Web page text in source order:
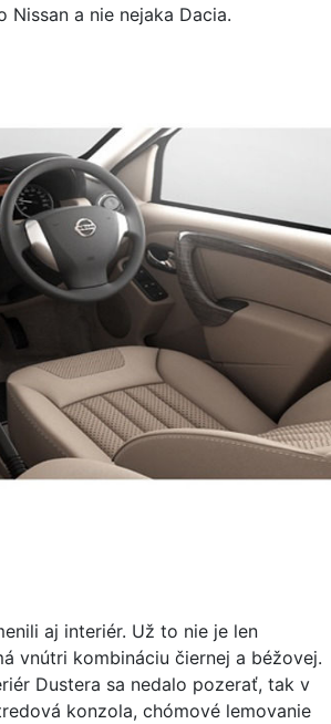
a nie nejaka Dacia.
aj interiér. Už to nie je len
vnútri kombináciu čiernej a béžovej.
Dustera sa nedalo pozerať, tak v
konzola, chómové lemovanie